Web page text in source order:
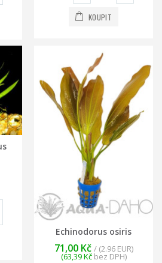
KOUPIT
Echinodorus osiris
71,00 Kč / (2.96 EUR)
(63,39 Kčbez DPH)